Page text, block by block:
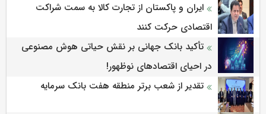
ایران و پاکستان از تجارت کالا به سمت شراکت
اقتصادی حرکت کنند
تأکید بانک جهانی بر نقش حیاتی هوش مصنوعی
در احیای اقتصادهای نوظهور!
تقدیر از شعب برتر منطقه هفت بانک سرمایه